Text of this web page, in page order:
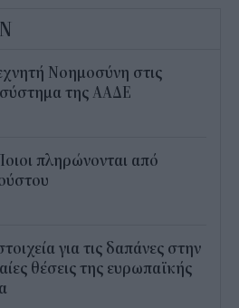
Νοημοσύνη στις
σύστημα της ΑΑΔΕ
πληρώνονται από
για τις δαπάνες στην
θέσεις της ευρωπαϊκής